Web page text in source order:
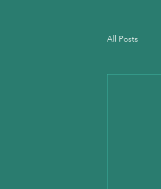
All Posts